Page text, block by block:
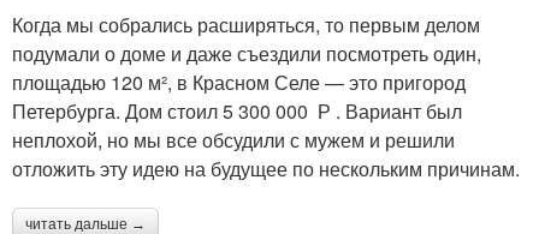
Когда мы собрались расширяться, то первым делом
подумали о доме и даже съездили посмотреть один,
площадью 120 м², в Красном Селе — это пригород
Петербурга. Дом стоил 5 300 000 Р . Вариант был
неплохой, но мы все обсудили с мужем и решили
отложить эту идею на будущее по нескольким причинам.
читать дальше →